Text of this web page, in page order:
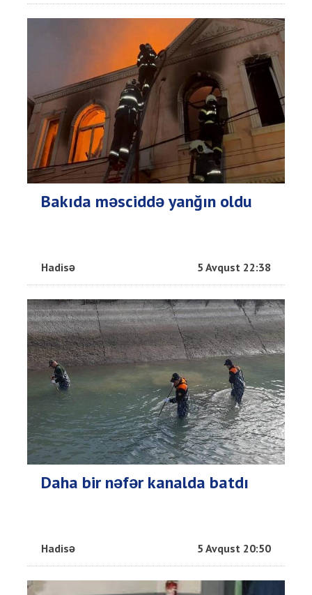
Bakıda məsciddə yanğın oldu
Hadisə 5 Avqust 22:38
Daha bir nəfər kanalda batdı
Hadisə 5 Avqust 20:50